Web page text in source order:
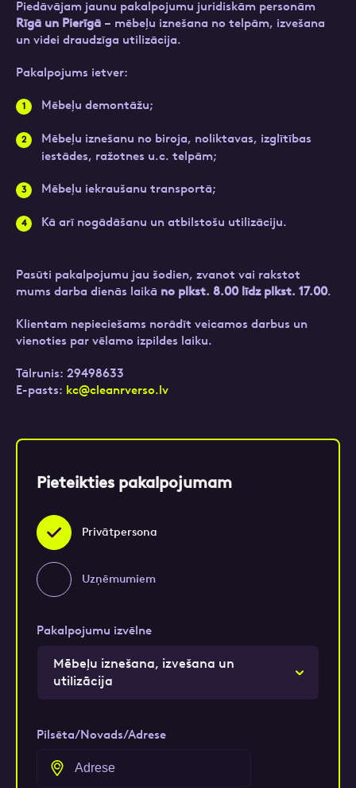
Piedāvājam jaunu pakalpojumu juridiskām personām
Rīgā un Pierīgā – mēbeļu iznešana no telpām, izvešana
un videi draudzīga utilizācija.
Pakalpojums ietver:
Mēbeļu demontāžu;
Mēbeļu iznešanu no biroja, noliktavas, izglītības
iestādes, ražotnes u.c. telpām;
Mēbeļu iekraušanu transportā;
Kā arī nogādāšanu un atbilstošu utilizāciju.
Pasūti pakalpojumu jau šodien, zvanot vai rakstot
mums darba dienās laikā no plkst. 8.00 līdz plkst. 17.00.
Klientam nepieciešams norādīt veicamos darbus un
vienoties par vēlamo izpildes laiku.
Tālrunis: 29498633
E-pasts: kc@cleanrverso.lv
Pieteikties pakalpojumam
Privātpersona
Uzņēmumiem
Pakalpojumu izvēlne
Mēbeļu iznešana, izvešana un
utilizācija
Pilsēta/Novads/Adrese
Kontakttālrunis
Ziņa
Aizpildi pieteikuma formu un mēs ar jums
sazināsimiesprivātuma politika
Privātpersonām
Uzņēmumiem
Turpināt
“Nomales” īsteno…
E-pasts
Kontakttālrunis
Pievieno izvedamo atkritumu bildi un mēs ieteiksim
Ziņa
Atzīmējiet, ka piekrītat personas datu
apstrādei.